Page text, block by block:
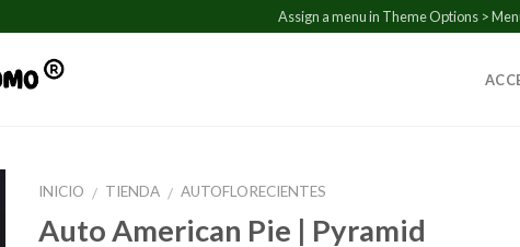
Assign a menu in Theme Options >
INICIO / TIENDA / AUTOFLORECIENTES
Auto American Pie | Pyramid